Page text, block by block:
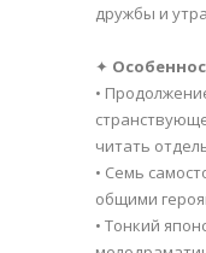
дружбы и
✦
•
читать
• Семь
общими
• Тонкий